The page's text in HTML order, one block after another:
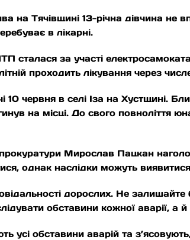
на Тячівщині 13-річна дівчина
в лікарні.
сталася за участі
проходить лікування через
10 червня в селі Іза на Хустщині.
на місці. До свого повноліття
прокуратури Мирослав Пацкан
однак наслідки можуть
дорослих. Не залишайте
обставини кожної аварії, а й
усі обставини аварій та